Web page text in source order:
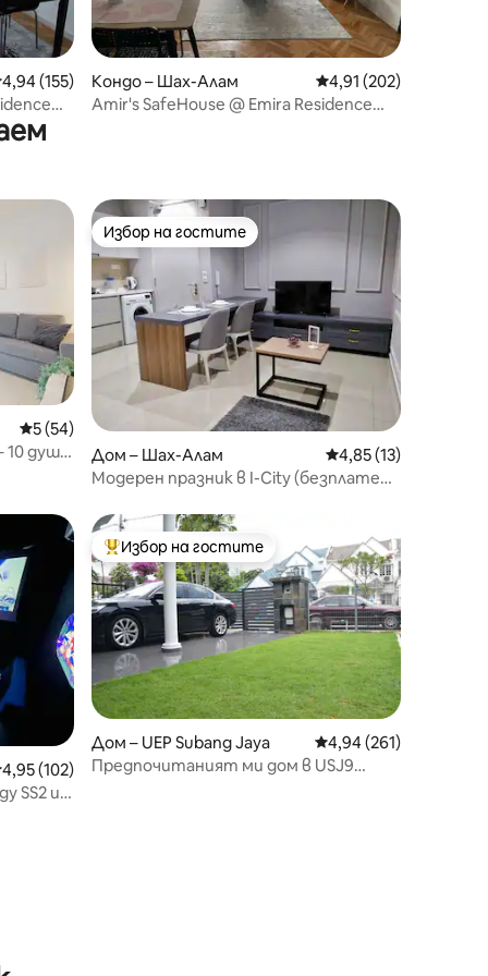
оценка: 4,94 от 5, 155 отзива
4,94 (155)
Кондо – Шах-Алам Средна оценка: 4,91
4,91 (202)
Amir's SafeHouse @ Emira Residence
Средна оценка: 5 от 5, 54 отзива
5 (54)
10 души
Избор на гостите
Избор на гостите
Дом – Шах-Алам Средна оценка:
4,85 (13)
Модерен празник в I-City (безплатен
оценка: 4,95 от 5, 102 отзива
4,95 (102)
SS2 и
Най-популярен избор на гостите
Избор на гостите
Дом – UEP Subang Jaya Средна оценка: 4,94
4,94 (261)
Предпочитаният ми дом в USJ9